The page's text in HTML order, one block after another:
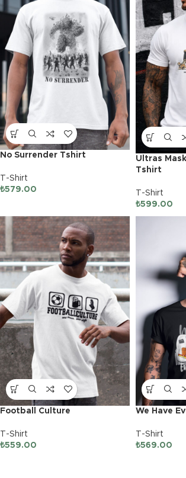
No Surrender Tshirt
T-Shirt
₺579.00
Ultras
Tshirt
T-Shirt
₺599.00
Football Culture
T-Shirt
₺559.00
We Have
T-Shirt
₺569.00